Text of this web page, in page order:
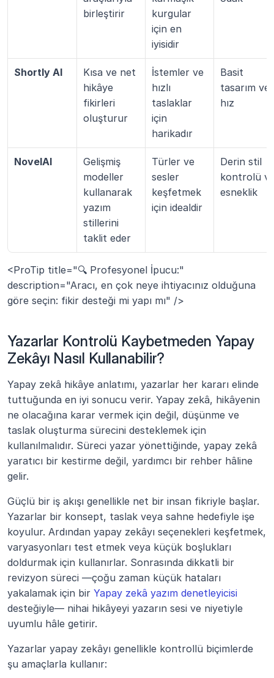
birleştirir
kurgular
için en
iyisidir
Shortly AI
Kısa ve net
hikâye
fikirleri
oluşturur
İstemler ve
hızlı
taslaklar
için
harikadır
Basit
tasarım ve
hız
NovelAI
Gelişmiş
modeller
kullanarak
yazım
stillerini
taklit eder
Türler ve
sesler
keşfetmek
için idealdir
Derin stil
kontrolü
esneklik
<ProTip title="🔍 Profesyonel İpucu:"
description="Aracı, en çok neye ihtiyacınız olduğuna
göre seçin: fikir desteği mi yapı mı" />
Yazarlar Kontrolü Kaybetmeden Yapay
Zekâyı Nasıl Kullanabilir?
Yapay zekâ hikâye anlatımı, yazarlar her kararı elinde
tuttuğunda en iyi sonucu verir. Yapay zekâ, hikâyenin
ne olacağına karar vermek için değil, düşünme ve
taslak oluşturma sürecini desteklemek için
kullanılmalıdır. Süreci yazar yönettiğinde, yapay zekâ
yaratıcı bir kestirme değil, yardımcı bir rehber hâline
gelir.
Güçlü bir iş akışı genellikle net bir insan fikriyle başlar.
Yazarlar bir konsept, taslak veya sahne hedefiyle işe
koyulur. Ardından yapay zekâyı seçenekleri keşfetmek,
varyasyonları test etmek veya küçük boşlukları
doldurmak için kullanırlar. Sonrasında dikkatli bir
revizyon süreci —çoğu zaman küçük hataları
yakalamak için bir Yapay zekâ yazım denetleyicisi
desteğiyle— nihai hikâyeyi yazarın sesi ve niyetiyle
uyumlu hâle getirir.
Yazarlar yapay zekâyı genellikle kontrollü biçimlerde
şu amaçlarla kullanır: